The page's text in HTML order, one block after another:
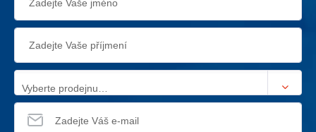
Vyberte prodejnu…